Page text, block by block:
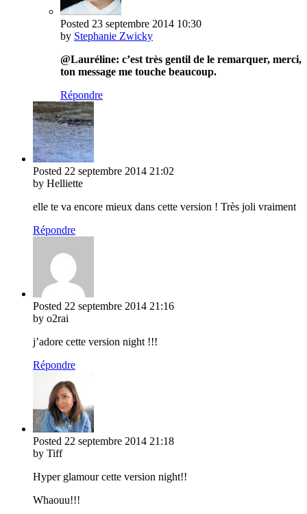
Posted 23 septembre 2014 10:30
by Stephanie Zwicky
@Lauréline: c’est très gentil de le remarquer, merci,
ton message me touche beaucoup.
Répondre
Posted 22 septembre 2014 21:02
by Helliette
elle te va encore mieux dans cette version ! Très joli vraiment
Répondre
Posted 22 septembre 2014 21:16
by o2rai
j’adore cette version night !!!
Répondre
Posted 22 septembre 2014 21:18
by Tiff
Hyper glamour cette version night!!
Whaouu!!!